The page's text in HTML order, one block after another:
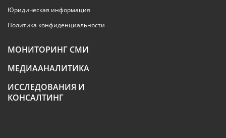
Юридическая информация
Политика конфиденциальности
МОНИТОРИНГ СМИ
МЕДИААНАЛИТИКА
ИССЛЕДОВАНИЯ И
КОНСАЛТИНГ